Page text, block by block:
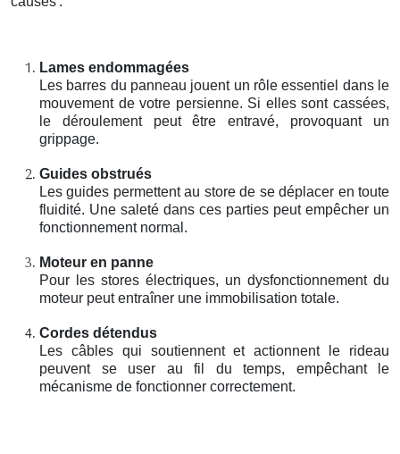
Lames endommagées
Les barres du panneau jouent un rôle essentiel dans le
mouvement de votre persienne. Si elles sont cassées,
le déroulement peut être entravé, provoquant un
grippage.
Guides obstrués
Les guides permettent au store de se déplacer en toute
fluidité. Une saleté dans ces parties peut empêcher un
fonctionnement normal.
Moteur en panne
Pour les stores électriques, un dysfonctionnement du
moteur peut entraîner une immobilisation totale.
Cordes détendus
Les câbles qui soutiennent et actionnent le rideau
peuvent se user au fil du temps, empêchant le
mécanisme de fonctionner correctement.